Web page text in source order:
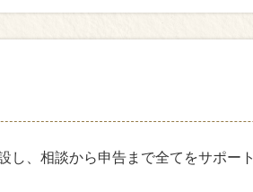
し、相談から申告まで全てをサポート